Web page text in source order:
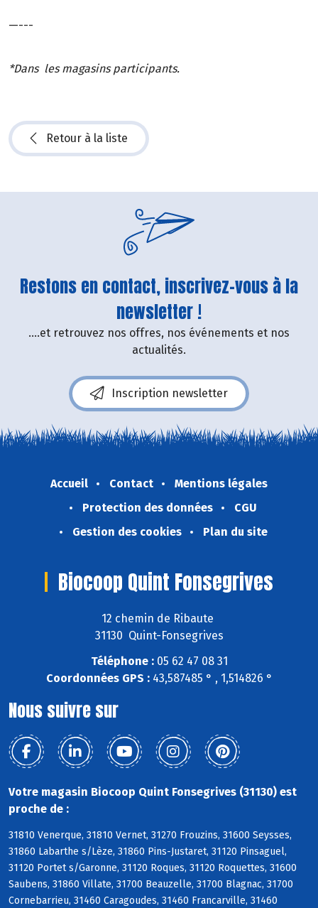
—---
*Dans les magasins participants.
Retour à la liste
Restons en contact, inscrivez-vous à la
newsletter !
....et retrouvez nos offres, nos événements et nos
actualités.
Inscription newsletter
Accueil Contact
Mentions légales
Protection des données
CGU
Gestion des cookies
Plan du site
Biocoop Quint Fonsegrives
12 chemin de Ribaute
31130 Quint-Fonsegrives
Téléphone :05 62 47 08 31
Coordonnées GPS :43,587485 ° , 1,514826 °
Nous suivre sur
Votre magasin Biocoop Quint Fonsegrives (31130) est
proche de :
31810 Venerque, 31810 Vernet, 31270 Frouzins, 31600 Seysses,
31860 Labarthe s/Lèze, 31860 Pins-Justaret, 31120 Pinsaguel,
31120 Portet s/Garonne, 31120 Roques, 31120 Roquettes, 31600
Saubens, 31860 Villate, 31700 Beauzelle, 31700 Blagnac, 31700
Cornebarrieu, 31460 Caragoudes, 31460 Francarville, 31460